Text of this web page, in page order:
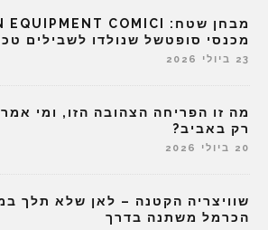
מכנסי סופטשל שנולדו לשבילים
23 ביולי 2026
מה זו הפריחה הצהובה הזו, ומי
רק באביב?
20 ביולי 2026
שוויצריה הקטנה – לאן שלא תלך
הכרמל משתנה בדרך